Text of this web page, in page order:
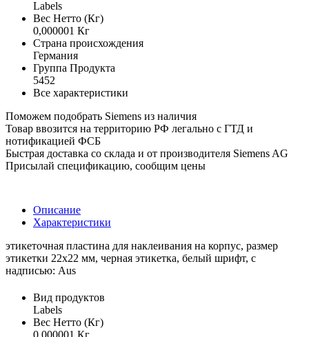
Labels
Вес Нетто (Кг)
0,000001 Кг
Страна происхождения
Германия
Группа Продукта
5452
Все характеристики
Поможем подобрать Siemens из наличия
Товар ввозится на территорию РФ легально с ГТД и
нотификацией ФСБ
Быстрая доставка со склада и от производителя Siemens AG
Присылай спецификацию, сообщим цены
Описание
Характеристики
этикеточная пластина для наклеивания на корпус, размер
этикетки 22x22 мм, черная этикетка, белый шрифт, с
надписью: Aus
Вид продуктов
Labels
Вес Нетто (Кг)